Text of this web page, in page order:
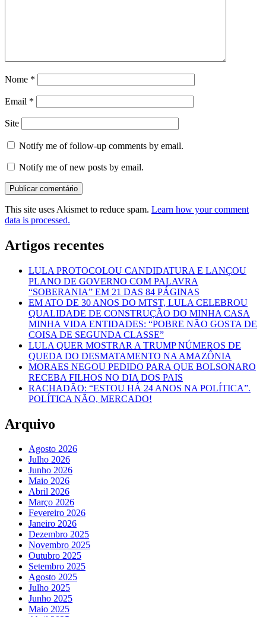
Nome *
Email *
Site
Notify me of follow-up comments by email.
Notify me of new posts by email.
This site uses Akismet to reduce spam. Learn how your comment
data is processed.
Artigos recentes
LULA PROTOCOLOU CANDIDATURA E LANÇOU
PLANO DE GOVERNO COM PALAVRA
“SOBERANIA” EM 21 DAS 84 PÁGINAS
EM ATO DE 30 ANOS DO MTST, LULA CELEBROU
QUALIDADE DE CONSTRUÇÃO DO MINHA CASA
MINHA VIDA ENTIDADES: “POBRE NÃO GOSTA DE
COISA DE SEGUNDA CLASSE”
LULA QUER MOSTRAR A TRUMP NÚMEROS DE
QUEDA DO DESMATAMENTO NA AMAZÔNIA
MORAES NEGOU PEDIDO PARA QUE BOLSONARO
RECEBA FILHOS NO DIA DOS PAIS
RACHADÃO: “ESTOU HÁ 24 ANOS NA POLÍTICA”.
POLÍTICA NÃO, MERCADO!
Arquivo
Agosto 2026
Julho 2026
Junho 2026
Maio 2026
Abril 2026
Março 2026
Fevereiro 2026
Janeiro 2026
Dezembro 2025
Novembro 2025
Outubro 2025
Setembro 2025
Agosto 2025
Julho 2025
Junho 2025
Maio 2025